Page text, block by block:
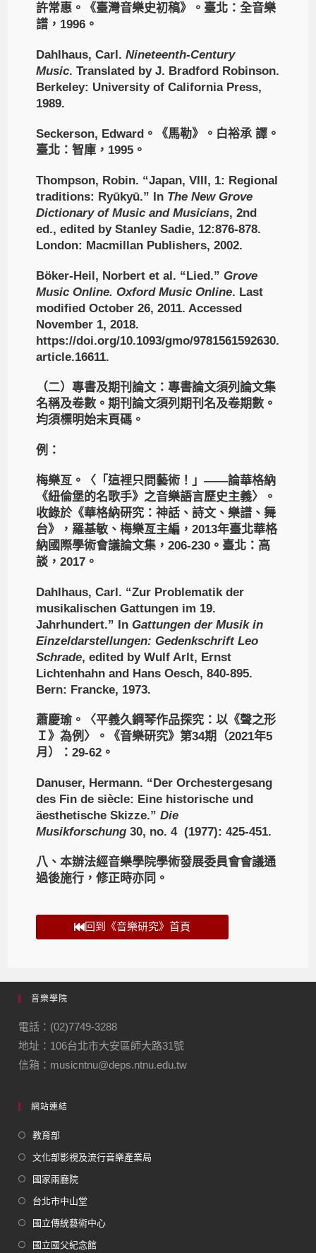
許常惠。《臺灣音樂史初稿》。臺北：全音樂
譜，1996。
Dahlhaus, Carl.Nineteenth-Century
Music. Translated by J. Bradford Robinson.
Berkeley: University of California Press,
1989.
Seckerson, Edward。《馬勒》。白裕承 譯。
臺北：智庫，1995。
Thompson, Robin. “Japan, VIII, 1: Regional
traditions: Ryūkyū.” In The New Grove
Dictionary of Music and Musicians, 2nd
ed., edited by Stanley Sadie, 12:876-878.
London: Macmillan Publishers, 2002.
Böker-Heil, Norbert et al. “Lied.”Grove
Music Online. Oxford Music Online. Last
modified October 26, 2011. Accessed
November 1, 2018.
https://doi.org/10.1093/gmo/9781561592630.
article.16611.
（二）專書及期刊論文：專書論文須列論文集
名稱及卷數。期刊論文須列期刊名及卷期數。
均須標明始末頁碼。
例：
梅樂亙。〈「這裡只問藝術！」——論華格納
《紐倫堡的名歌手》之音樂語言歷史主義〉。
收錄於《華格納研究：神話、詩文、樂譜、舞
台》，羅基敏、梅樂亙主編，2013年臺北華格
納國際學術會議論文集，206-230。臺北：高
談，2017。
Dahlhaus, Carl. “Zur Problematik der
musikalischen Gattungen im 19.
Jahrhundert.” In Gattungen der Musik in
Einzeldarstellungen: Gedenkschrift Leo
Schrade, edited by Wulf Arlt, Ernst
Lichtenhahn and Hans Oesch, 840-895.
Bern: Francke, 1973.
蕭慶瑜。〈平義久鋼琴作品探究：以《聲之形
Ｉ》為例〉。《音樂研究》第34期（2021年5
月）：29-62。
Danuser, Hermann. “Der Orchestergesang
des Fin de siècle: Eine historische und
äesthetische Skizze.”Die
Musikforschung 30, no. 4 (1977): 425-451.
八、本辦法經音樂學院學術發展委員會會議通
過後施行，修正時亦同。
回到《音樂研究》首頁
音樂學院
電話：(02)7749-3288
地址：106台北市大安區師大路31號
信箱：musicntnu@deps.ntnu.edu.tw
網站連結
教育部
文化部影視及流行音樂產業局
國家兩廳院
台北市中山堂
國立傳統藝術中心
國立國父紀念館